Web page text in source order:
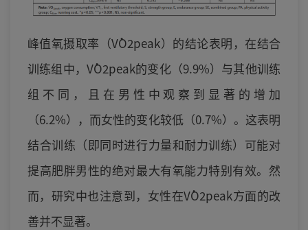
峰值氧摄取率（V̇O2peak）的结论表明，在结合
训练组中，V̇O2peak的变化（9.9%）与其他训练
组不同，且在男性中观察到显著的增加
（6.2%），而女性的变化较低（0.7%）。这表明
结合训练（即同时进行力量和耐力训练）可能对
提高肥胖男性的绝对最大有氧能力特别有效。然
而，研究中也注意到，女性在V̇O2peak方面的改
善并不显著。